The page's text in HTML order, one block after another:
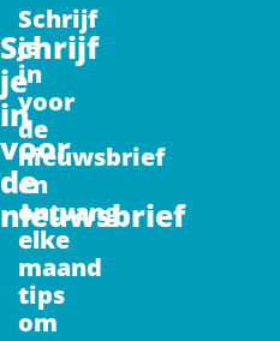
Schrijf
je
in
voor
de
nieuwsbrief
Schrijf
je
in
voor
de
nieuwsbrief
en
ontvang
elke
maand
tips
om